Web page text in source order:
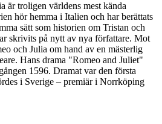
är troligen världens mest kända
hör hemma i Italien och har berättats
sätt som historien om Tristan och
skrivits på nytt av nya författare. Mot
och Julia om hand av en mästerlig
Hans drama "Romeo and Juliet"
1596. Dramat var den första
i Sverige – premiär i Norrköping